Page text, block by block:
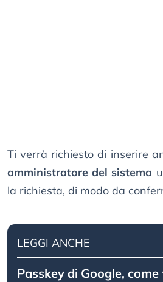
Ti verrà richiesto di inserire
amministratore del sistema
la richiesta, di modo da
LEGGI ANCHE
Passkey di Google,